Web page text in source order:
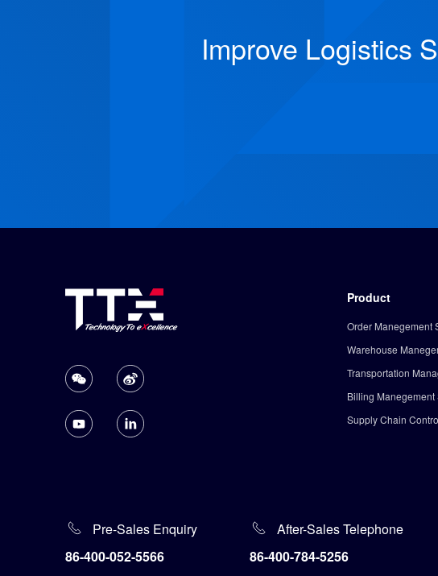
Improve Logistics
Product
Order Manegement
Warehouse
Transportation
Billing Manegement
Supply Chain
Pre-Sales Enquiry
86-400-052-5566
After-Sales Telephone
86-400-784-5256